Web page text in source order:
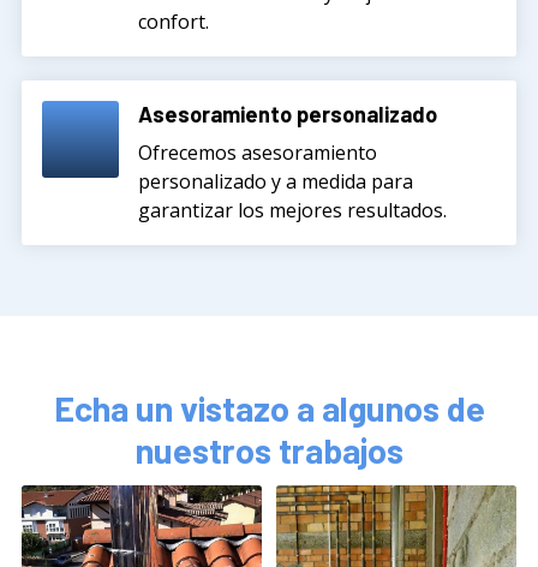
confort.
Asesoramiento personalizado
Ofrecemos asesoramiento
personalizado y a medida para
garantizar los mejores resultados.
Echa un vistazo a algunos de
nuestros trabajos